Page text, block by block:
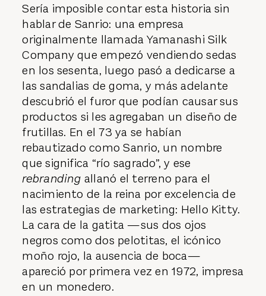
Sería imposible contar esta historia sin
hablar de Sanrio: una empresa
originalmente llamada Yamanashi Silk
Company que empezó vendiendo sedas
en los sesenta, luego pasó a dedicarse a
las sandalias de goma, y más adelante
descubrió el furor que podían causar sus
productos si les agregaban un diseño de
frutillas. En el 73 ya se habían
rebautizado como Sanrio, un nombre
que significa “río sagrado”, y ese
rebranding allanó el terreno para el
nacimiento de la reina por excelencia de
las estrategias de marketing: Hello Kitty.
La cara de la gatita —sus dos ojos
negros como dos pelotitas, el icónico
moño rojo, la ausencia de boca—
apareció por primera vez en 1972, impresa
en un monedero.